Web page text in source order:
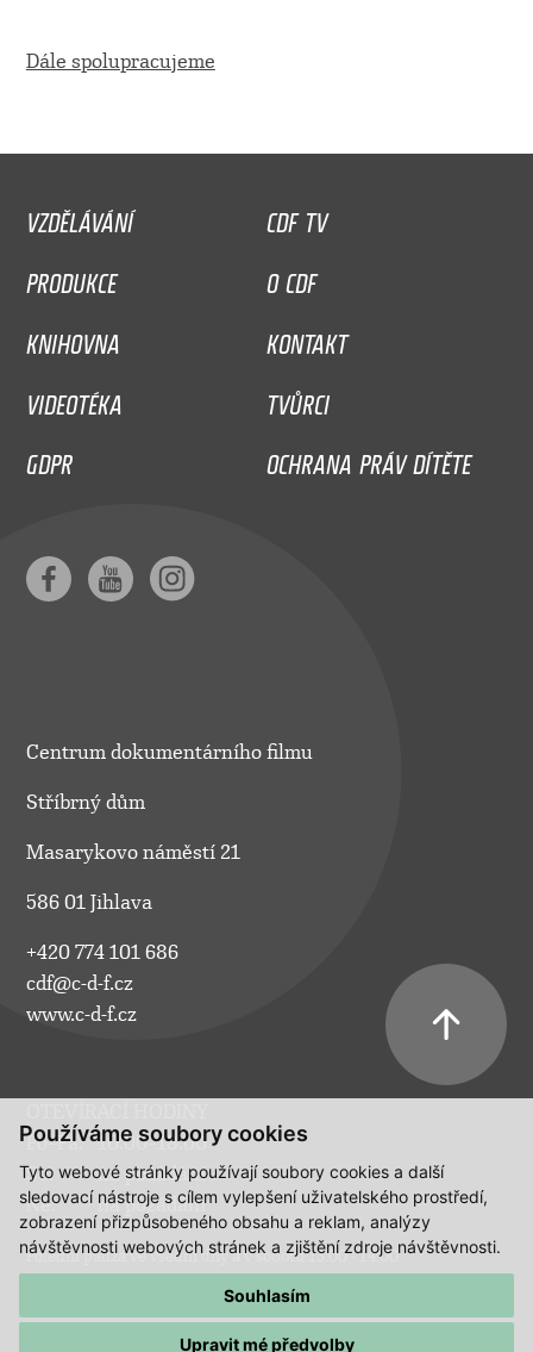
Používáme soubory cookies
Tyto webové stránky používají soubory cookies a další
sledovací nástroje s cílem vylepšení uživatelského prostředí,
zobrazení přizpůsobeného obsahu a reklam, analýzy
návštěvnosti webových stránek a zjištění zdroje návštěvnosti.
Souhlasím
Upravit mé předvolby
Dále spolupracujeme
VZDĚLÁVÁNÍ
CDF TV
PRODUKCE
O CDF
KNIHOVNA
KONTAKT
VIDEOTÉKA
TVŮRCI
GDPR
OCHRANA PRÁV DÍTĚTE
Centrum dokumentárního filmu
Stříbrný dům
Masarykovo náměstí 21
586 01 Jihlava
+420 774 101 686
cdf@c-d-f.cz
www.c-d-f.cz
Po–Pá:
10.00–18.00
So:
na požádání
Ne:
na požádání
Polední pauza ve všední dny a v sobotu 13:00 - 14:00.